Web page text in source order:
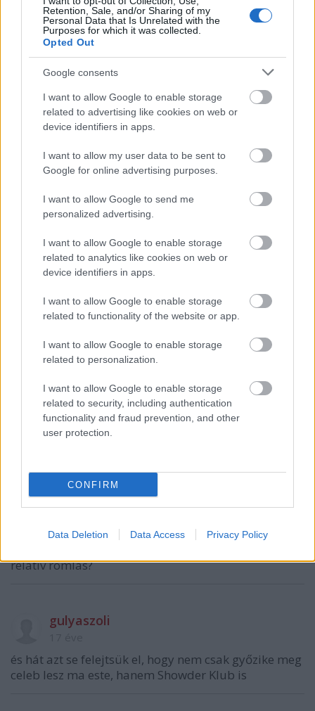
Retention, Sale, and/or Sharing of my
Personal Data that Is Unrelated with the
Purposes for which it was collected.
Opted Out
Google consents
I want to allow Google to enable storage
related to advertising like cookies on web or
device identifiers in apps.
I want to allow my user data to be sent to
Google for online advertising purposes.
I want to allow Google to send me
personalized advertising.
I want to allow Google to enable storage
related to analytics like cookies on web or
device identifiers in apps.
I want to allow Google to enable storage
related to functionality of the website or app.
I want to allow Google to enable storage
related to personalization.
I want to allow Google to enable storage
related to security, including authentication
functionality and fraud prevention, and other
user protection.
CONFIRM
Data Deletion Data Access Privacy Policy
Dallos Bogi a negyedik mentor az X-
Faktorban
Szólj hozzá!
A hozzászóláshoz be kell lépned!
VAGY
Fedor
17 éve
"Magyarország a tavalyi 17. helyről a 23. helyre
sajtószabadság-rangsorában."
Pontos indoklás nincs? Mert azért én nem
tavaly óta... Nem lehet, hogy inkább csak a
relatív romlás?
gulyaszoli
és hát azt se felejtsük el, hogy nem csak győzike meg
celeb lesz ma este, hanem Showder Klub is